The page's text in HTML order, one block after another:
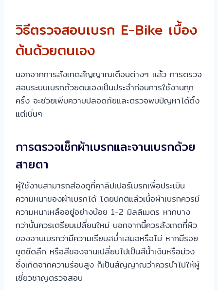
วิธีตรวจสอบเบรก E-Bike เบื้อง
ต้นด้วยตนเอง
นอกจากการสังเกตสัญญาณเตือนต่างๆ แล้ว การตรวจ
สอบระบบเบรกด้วยตนเองเป็นประจำก่อนการใช้งานทุก
ครั้ง จะช่วยเพิ่มความปลอดภัยและตรวจพบปัญหาได้ตั้ง
แต่เนิ่นๆ
การตรวจเช็กผ้าเบรกและจานเบรกด้วย
สายตา
ผู้ใช้งานสามารถส่องดูที่คาลิปเปอร์เบรกเพื่อประเมิน
ความหนาของผ้าเบรกได้ โดยปกติแล้วเนื้อผ้าเบรกควรมี
ความหนาเหลืออยู่อย่างน้อย 1-2 มิลลิเมตร หากบาง
กว่านั้นควรเตรียมเปลี่ยนใหม่ นอกจากนี้ควรสังเกตที่ผิว
ของจานเบรกว่ามีความเรียบสม่ำเสมอหรือไม่ หากมีรอย
ขูดขีดลึก หรือสีของจานเปลี่ยนไปเป็นสีน้ำเงินหรือม่วง
ซึ่งเกิดจากความร้อนสูง ก็เป็นสัญญาณว่าควรนำไปให้ผู้
เชี่ยวชาญตรวจสอบ